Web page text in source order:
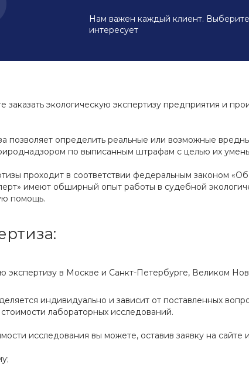
Нам важен каждый клиент.
интересует
экологическую экспертизу предприятия и
позволяет определить реальные или возможные
по выписанным штрафам с целью их
проходит в соответствии федеральным законом
имеют обширный опыт работы в судебной
помощь.
экспертизу в Москве и Санкт-Петербурге, Великом
индивидуально и зависит от поставленных
стоимости лабораторных исследований.
исследования вы можете, оставив заявку на сайте